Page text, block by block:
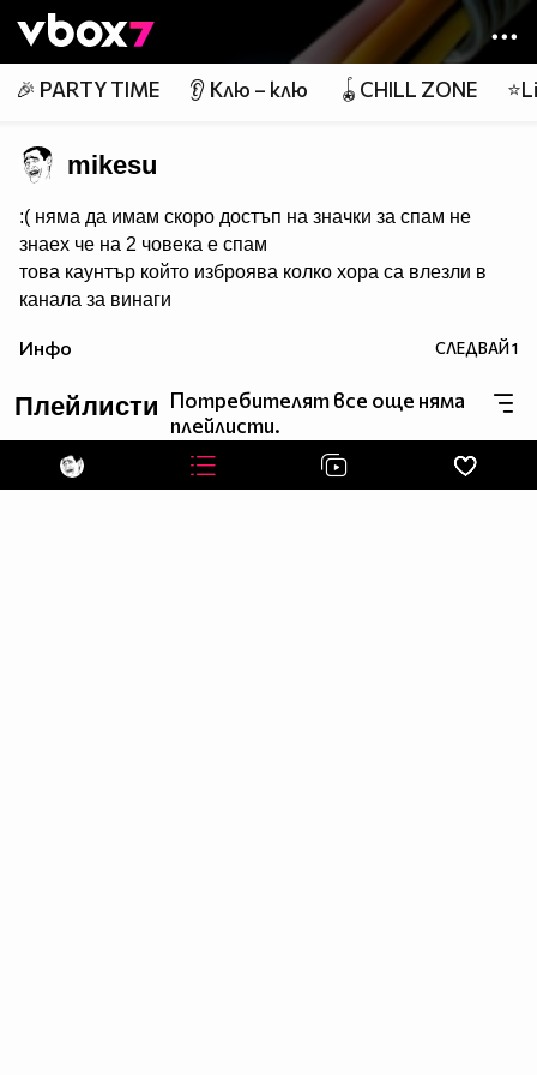
👾
🎉 PARTY TIME 👂 Клю – клю 🪀CHILL ZONE
mikesu
:( няма да имам скоро достъп на значки за спам не
знаех че на 2 човека е спам
това каунтър който изброява колко хора са влезли в
канала за винаги
page counters
Инфо СЛЕДВАЙ1
Плейлисти Потребителят все още няма
плейлисти.